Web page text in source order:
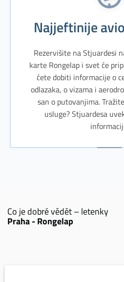
Najjeftinije
Rezervišite na Stjuardesi
karte Rongelap i svet će
ćete dobiti informacije o
odlazaka, o vizama i
san o putovanjima.
usluge? Stjuardesa
Co je dobré vědět – letenky
Praha - Rongelap